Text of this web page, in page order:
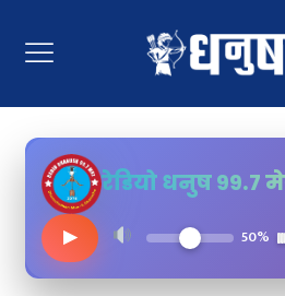
रेडियो धनुष ९९.७
▶
50%